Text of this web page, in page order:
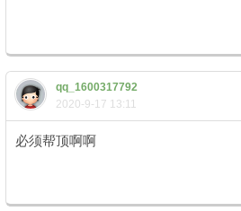
qq_1600317792
2020-9-17 13:11
必须帮顶啊啊